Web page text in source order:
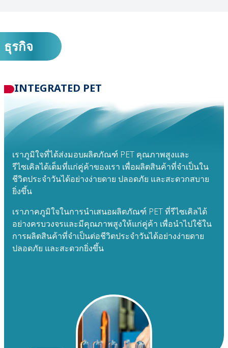
ธุรกิจ
INTEGRATED PET
เราภูมิใจที่ได้ส่งมอบผลิตภัณฑ์ PET คุณภาพสูงและ
รีไซเคิลได้เต็มที่แก่คู่ค้าของเรา เพื่อผลิตสินค้าที่จำเป็นใน
ชีวิตประจำวันได้อย่างง่ายดาย ปลอดภัย และสะดวกสบาย
ยิ่งขึ้น
เราภาคภูมิใจในการนำเสนอผลิตภัณฑ์ PET ที่รีไซเคิลได้
อย่างครบวงจรและมีคุณภาพสูงให้แก่คู่ค้า เพื่อนำไปใช้ใน
การผลิตสินค้าที่จําเป็นต่อชีวิตประจําวันได้อย่างง่ายดาย
ปลอดภัย และสะดวกยิ่งขึ้น